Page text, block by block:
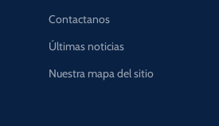
Contactanos
Últimas noticias
Nuestra mapa del sitio